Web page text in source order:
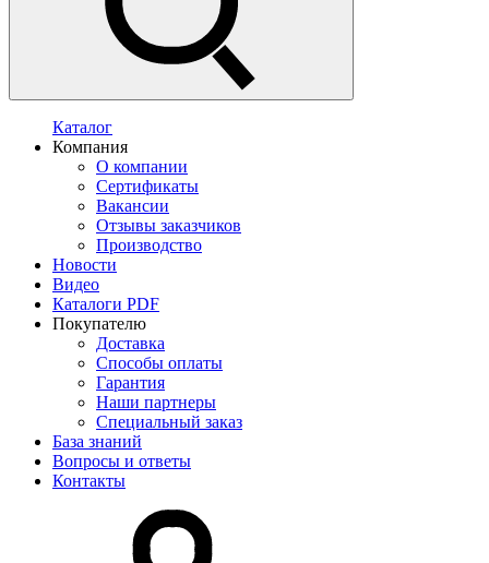
Каталог
Компания
О компании
Сертификаты
Вакансии
Отзывы заказчиков
Производство
Новости
Видео
Каталоги PDF
Покупателю
Доставка
Способы оплаты
Гарантия
Наши партнеры
Специальный заказ
База знаний
Вопросы и ответы
Контакты